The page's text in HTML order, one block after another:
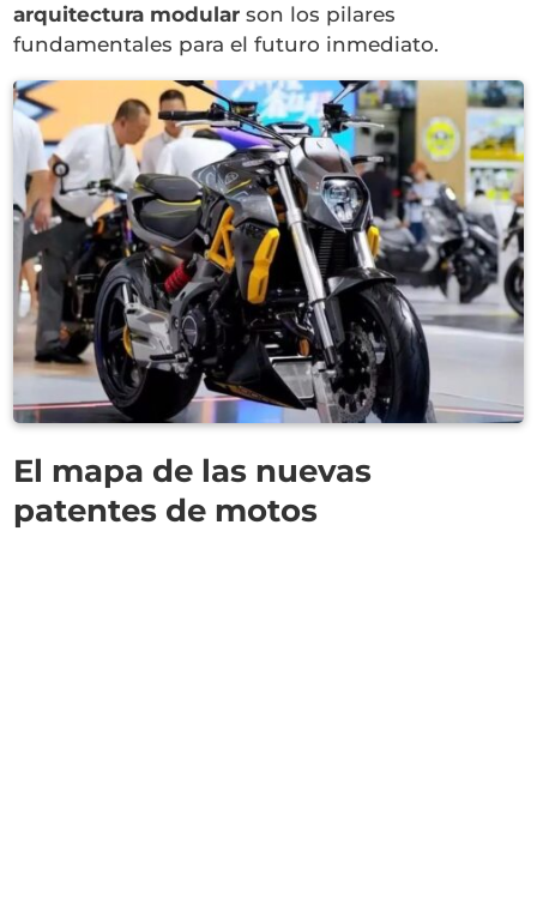
arquitectura modular son los pilares
fundamentales para el futuro inmediato.
El mapa de las nuevas
patentes de motos